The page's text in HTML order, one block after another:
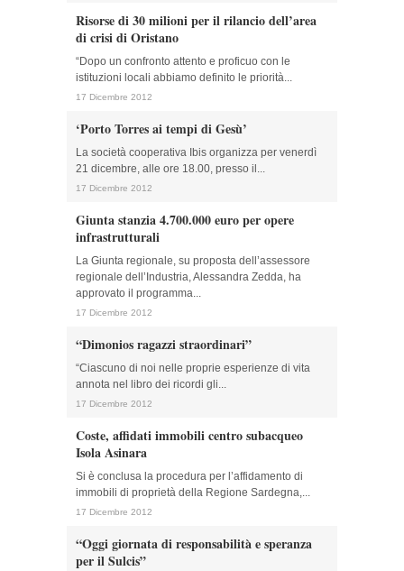
Risorse di 30 milioni per il rilancio dell’area
di crisi di Oristano
“Dopo un confronto attento e proficuo con le
istituzioni locali abbiamo definito le priorità...
17 Dicembre 2012
‘Porto Torres ai tempi di Gesù’
La società cooperativa Ibis organizza per venerdì
21 dicembre, alle ore 18.00, presso il...
17 Dicembre 2012
Giunta stanzia 4.700.000 euro per opere
infrastrutturali
La Giunta regionale, su proposta dell’assessore
regionale dell’Industria, Alessandra Zedda, ha
approvato il programma...
17 Dicembre 2012
“Dimonios ragazzi straordinari”
“Ciascuno di noi nelle proprie esperienze di vita
annota nel libro dei ricordi gli...
17 Dicembre 2012
Coste, affidati immobili centro subacqueo
Isola Asinara
Si è conclusa la procedura per l’affidamento di
immobili di proprietà della Regione Sardegna,...
17 Dicembre 2012
“Oggi giornata di responsabilità e speranza
per il Sulcis”